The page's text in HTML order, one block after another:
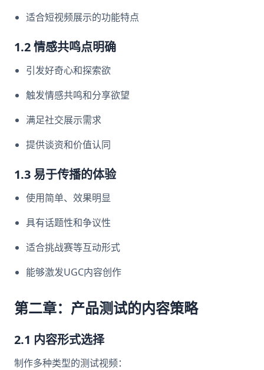
适合短视频展示的功能特点
1.2 情感共鸣点明确
引发好奇心和探索欲
触发情感共鸣和分享欲望
满足社交展示需求
提供谈资和价值认同
1.3 易于传播的体验
使用简单、效果明显
具有话题性和争议性
适合挑战赛等互动形式
能够激发UGC内容创作
第二章：产品测试的内容策略
2.1 内容形式选择
制作多种类型的测试视频：